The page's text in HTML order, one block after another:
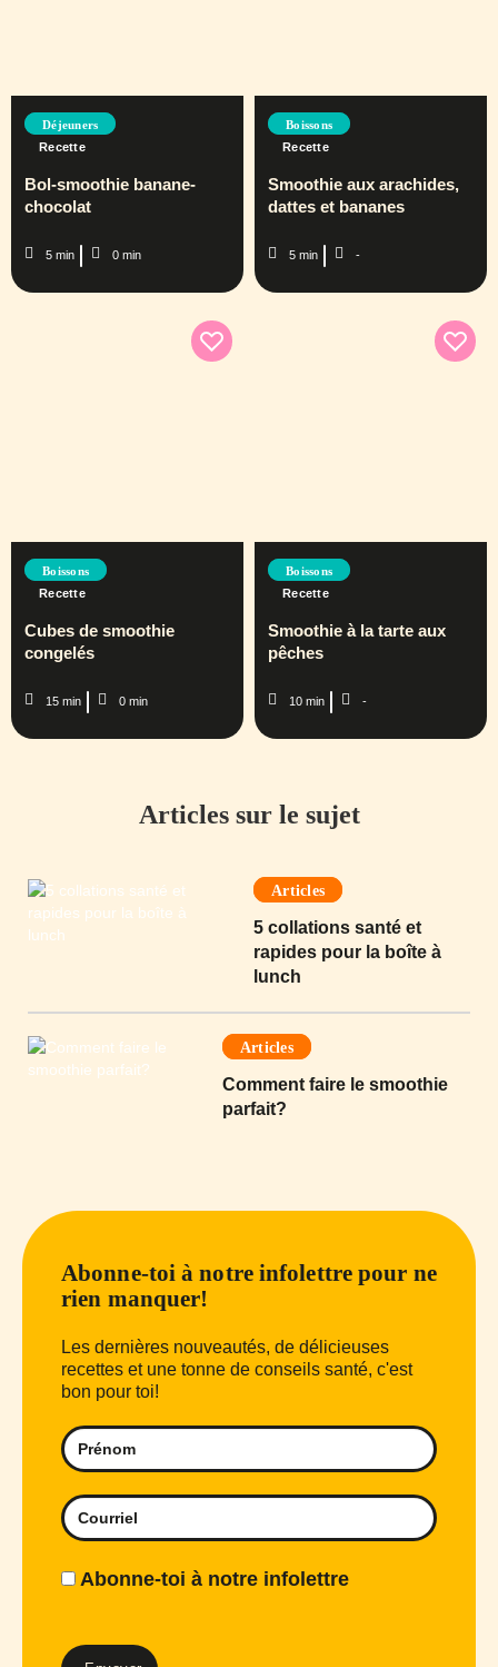
Déjeuners
Recette
Bol-smoothie banane-
chocolat
5 min 0 min
Boissons
Recette
Smoothie aux arachides,
dattes et bananes
5 min -
Boissons
Recette
Cubes de smoothie
congelés
15 min 0 min
Boissons
Recette
Smoothie à la tarte aux
pêches
10 min -
Articles sur le sujet
Articles
5 collations santé et
rapides pour la boîte à
lunch
Articles
Comment faire le smoothie
parfait?
Abonne-toi à notre infolettre pour ne
rien manquer!
Les dernières nouveautés, de délicieuses
recettes et une tonne de conseils santé, c'est
bon pour toi!
Abonne-toi à notre infolettre